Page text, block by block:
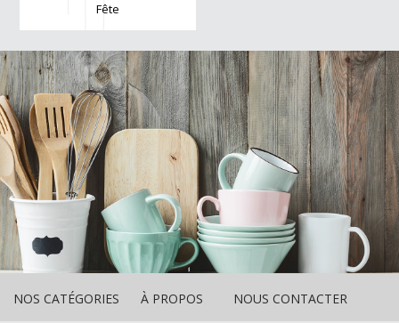
Fête
NOS CATÉGORIES À PROPOS NOUS CONTACTER